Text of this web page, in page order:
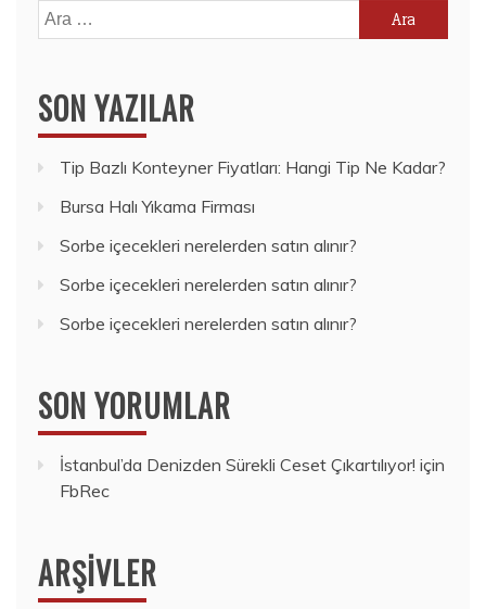
Arama:
SON YAZILAR
Tip Bazlı Konteyner Fiyatları: Hangi Tip Ne Kadar?
Bursa Halı Yıkama Firması
Sorbe içecekleri nerelerden satın alınır?
Sorbe içecekleri nerelerden satın alınır?
Sorbe içecekleri nerelerden satın alınır?
SON YORUMLAR
İstanbul’da Denizden Sürekli Ceset Çıkartılıyor! için
FbRec
ARŞIVLER